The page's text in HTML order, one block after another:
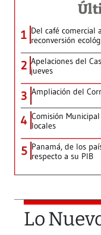
1 Del café comercial
reconversión
2 Apelaciones del
jueves
3 Ampliación del
4 Comisión
locales
5 Panamá, de los
respecto a su PIB
Lo